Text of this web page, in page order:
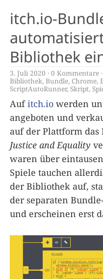
itch.io-
Bibliothek
3. Juli 2020 0 Kommentare
Bibliothek, Bundle, Chrome,
ScriptAutoRunner, Skript,
Aufitch.io werden
angeboten und
auf der Plattform das
Justice and Equality
waren über
Spiele tauchen
der Bibliothek auf,
der separaten
und erscheinen erst